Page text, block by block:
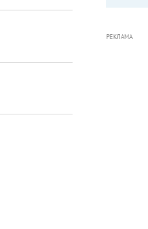
РЕКЛАМА